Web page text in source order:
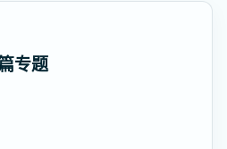
专题